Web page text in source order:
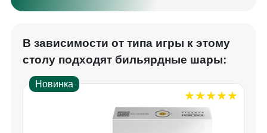
В зависимости от типа игры к этому
столу подходят бильярдные шары:
Новинка